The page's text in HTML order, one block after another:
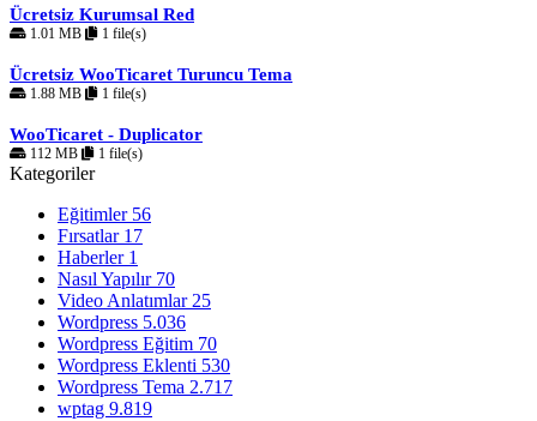
Ücretsiz Kurumsal Red
1.01 MB 1 file(s)
Ücretsiz WooTicaret Turuncu Tema
1.88 MB 1 file(s)
WooTicaret - Duplicator
112 MB 1 file(s)
Kategoriler
Eğitimler 56
Fırsatlar 17
Haberler 1
Nasıl Yapılır 70
Video Anlatımlar 25
Wordpress 5.036
Wordpress Eğitim 70
Wordpress Eklenti 530
Wordpress Tema 2.717
wptag 9.819